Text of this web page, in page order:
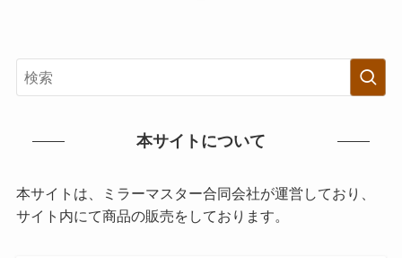
本サイトについて
本サイトは、ミラーマスター合同会社が運営しており、
サイト内にて商品の販売をしております。